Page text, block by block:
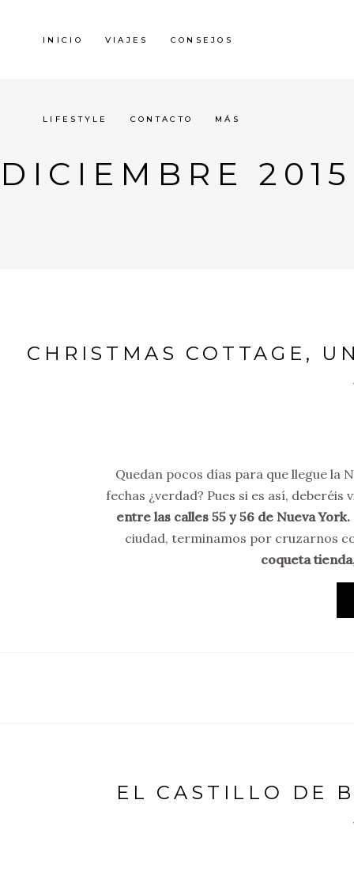
INICIO VIAJES CONSEJOS
LIFESTYLE CONTACTO MÁS
DICIEMBRE 2015
CHRISTMAS COTTAGE,
Quedan pocos días para que llegue la
fechas ¿verdad? Pues si es así, deberéis
entre las calles 55 y 56 de Nueva York.
ciudad, terminamos por cruzarnos
coqueta
EL CASTILLO DE